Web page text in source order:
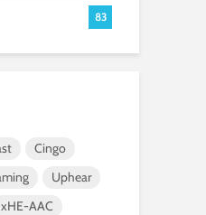
83
Cingo
Uphear
xHE-AAC